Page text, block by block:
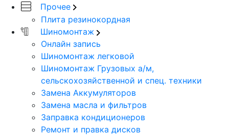
Прочее
Плита резинокордная
Шиномонтаж
Онлайн запись
Шиномонтаж легковой
Шиномонтаж Грузовых а/м,
сельскохозяйственной и спец. техники
Замена Аккумуляторов
Замена масла и фильтров
Заправка кондиционеров
Ремонт и правка дисков